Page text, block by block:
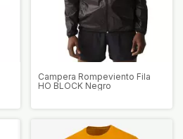
Campera Rompeviento Fila
HO BLOCK Negro